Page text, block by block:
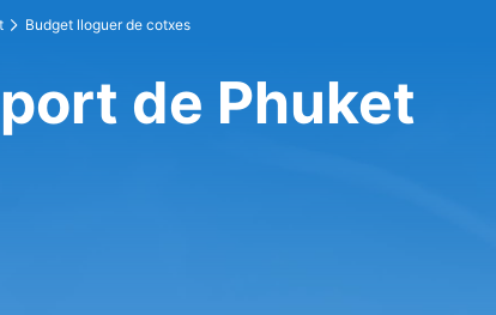
Budget lloguer de cotxes
de Phuket